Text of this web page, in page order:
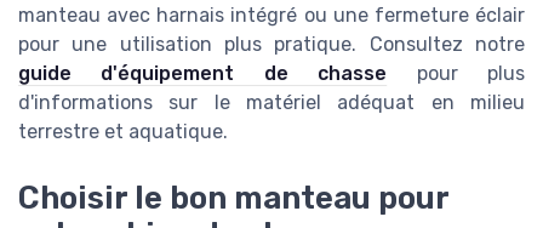
manteau avec harnais intégré ou une fermeture éclair
pour une utilisation plus pratique. Consultez notre
guide d'équipement de chasse pour plus
d'informations sur le matériel adéquat en milieu
terrestre et aquatique.
Choisir le bon manteau pour